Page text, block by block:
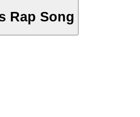
Rap Song